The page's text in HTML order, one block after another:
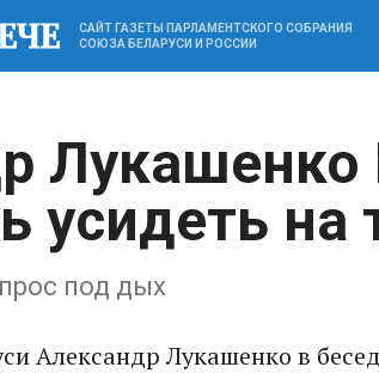
САЙТ ГАЗЕТЫ ПАРЛАМЕНТСКОГО СОБРАНИЯ
СОЮЗА БЕЛАРУСИ И РОССИИ
Лукашенко
усидеть на
под дых
Александр Лукашенко в